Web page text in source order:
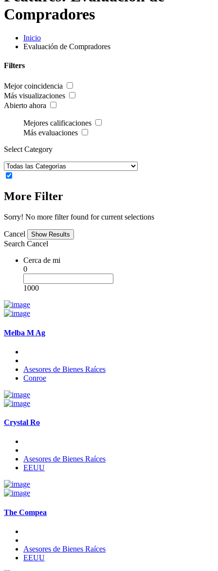
Compradores
Inicio
Evaluación de Compradores
Filters
Mejor coincidencia
Más visualizaciones
Abierto ahora
Mejores calificaciones
Más evaluaciones
Select Category
More Filter
Sorry! No more filter found for current selections
Cancel
Search Cancel
Cerca de mi
0
1000
Melba M Ag
Asesores de Bienes Raíces
Conroe
Crystal Ro
Asesores de Bienes Raíces
EEUU
The Compea
Asesores de Bienes Raíces
EEUU